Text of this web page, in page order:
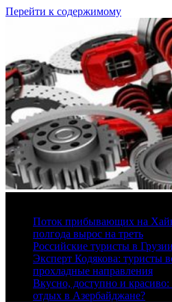
Перейти к содержимому
Поток прибывающих на
полгода вырос на треть
Российские туристы в
Эксперт Кодякова: туристы
прохладные направления
Вкусно, доступно и
отдых в Азербайджане?